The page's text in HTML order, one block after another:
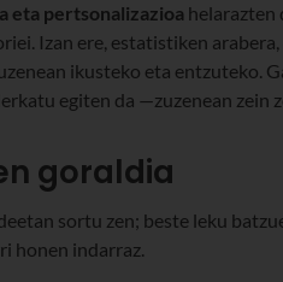
eta pertsonalizazioa helarazten
Izan ere, estatistiken
ikusteko eta entzuteko.
egiten da —zuzenean zein
goraldia
sortu zen; beste leku
honen indarraz.